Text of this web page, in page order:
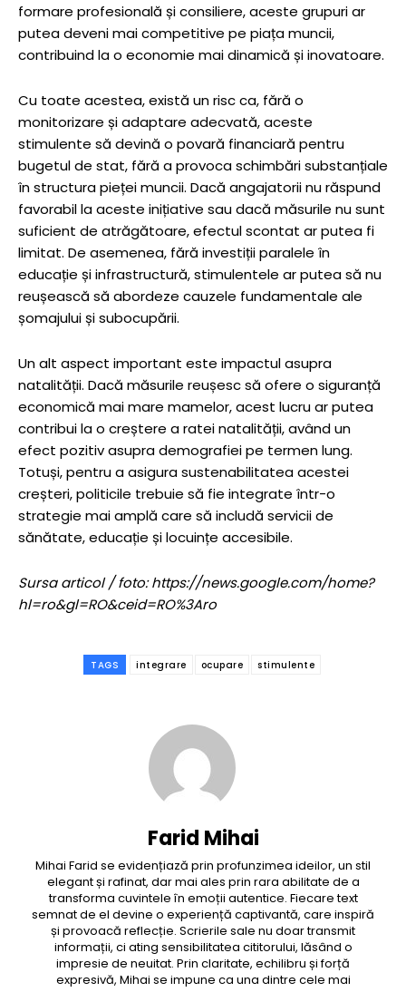
formare profesională și consiliere, aceste grupuri ar
putea deveni mai competitive pe piața muncii,
contribuind la o economie mai dinamică și inovatoare.
Cu toate acestea, există un risc ca, fără o
monitorizare și adaptare adecvată, aceste
stimulente să devină o povară financiară pentru
bugetul de stat, fără a provoca schimbări substanțiale
în structura pieței muncii. Dacă angajatorii nu răspund
favorabil la aceste inițiative sau dacă măsurile nu sunt
suficient de atrăgătoare, efectul scontat ar putea fi
limitat. De asemenea, fără investiții paralele în
educație și infrastructură, stimulentele ar putea să nu
reușească să abordeze cauzele fundamentale ale
șomajului și subocupării.
Un alt aspect important este impactul asupra
natalității. Dacă măsurile reușesc să ofere o siguranță
economică mai mare mamelor, acest lucru ar putea
contribui la o creștere a ratei natalității, având un
efect pozitiv asupra demografiei pe termen lung.
Totuși, pentru a asigura sustenabilitatea acestei
creșteri, politicile trebuie să fie integrate într-o
strategie mai amplă care să includă servicii de
sănătate, educație și locuințe accesibile.
Sursa articol / foto: https://news.google.com/home?
hl=ro&gl=RO&ceid=RO%3Aro
TAGS integrare ocupare stimulente
Farid Mihai
Mihai Farid se evidențiază prin profunzimea ideilor, un stil
elegant și rafinat, dar mai ales prin rara abilitate de a
transforma cuvintele în emoții autentice. Fiecare text
semnat de el devine o experiență captivantă, care inspiră
și provoacă reflecție. Scrierile sale nu doar transmit
informații, ci ating sensibilitatea cititorului, lăsând o
impresie de neuitat. Prin claritate, echilibru și forță
expresivă, Mihai se impune ca una dintre cele mai